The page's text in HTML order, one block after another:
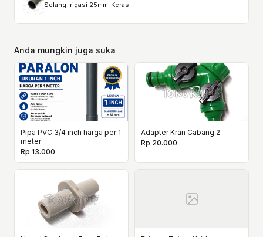
Selang Irigasi 25mm-Keras
Anda mungkin juga suka
Pipa PVC 3/4 inch harga per 1
meter
Rp 13.000
Adapter Kran Cabang 2
Rp 20.000